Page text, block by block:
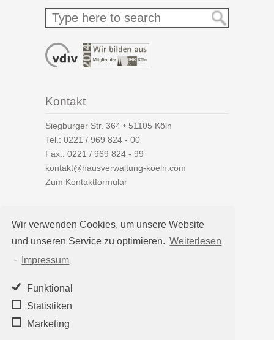
Wir verwenden Cookies, um unsere Website
und unseren Service zu optimieren. Weiterlesen
-
Impressum
Funktional
Statistiken
Marketing
Kontakt
Siegburger Str. 364 • 51105 Köln
Tel.: 0221 / 969 824 - 00
Fax.: 0221 / 969 824 - 99
kontakt@hausverwaltung-koeln.com
Zum Kontaktformular
Auf einen Blick
Hausverwaltung Köln
Immobilienverwaltung Köln
WEG-Verwaltung
Mietverwaltung